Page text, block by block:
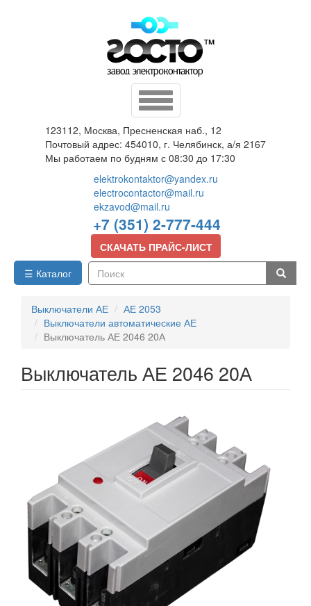
Toggle
navigation
123112, Москва, Пресненская наб., 12
Почтовый адрес: 454010, г. Челябинск, а/я 2167
Мы работаем по будням с 08:30 до 17:30
elektrokontaktor@yandex.ru
electrocontactor@mail.ru
ekzavod@mail.ru
+7 (351) 2-777-444
СКАЧАТЬ ПРАЙС-ЛИСТ
☰ Каталог
Выключатели АЕ
АЕ 2053
Выключатели автоматические АЕ
Выключатель АЕ 2046 20А
Выключатель АЕ 2046 20А